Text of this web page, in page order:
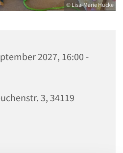
© Lisa-Marie Hucke
2027, 16:00 -
3, 34119